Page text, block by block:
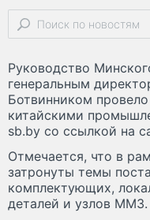
Руководство
генеральным
Ботвинником
китайскими
sb.by со ссылкой на
Отмечается, что в
затронуты темы
комплектующих,
деталей и узлов ММЗ.